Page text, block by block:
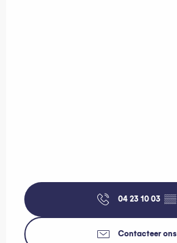
04 23 10 03 ▒▒
Contacteer ons